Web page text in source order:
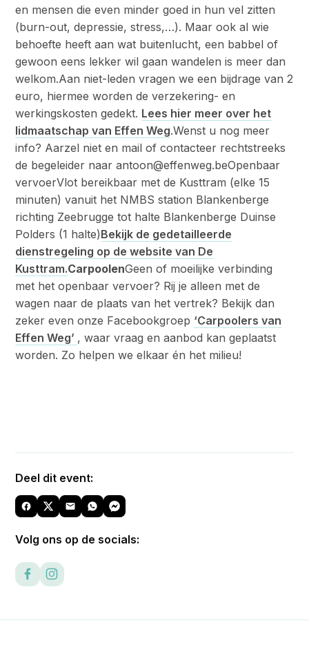
en mensen die even minder goed in hun vel zitten
(burn-out, depressie, stress,…). Maar ook al wie
behoefte heeft aan wat buitenlucht, een babbel of
gewoon eens lekker wil gaan wandelen is meer dan
welkom.Aan niet-leden vragen we een bijdrage van 2
euro, hiermee worden de verzekering- en
werkingskosten gedekt. Lees hier meer over het
lidmaatschap van Effen Weg.Wenst u nog meer
info? Aarzel niet en mail of contacteer rechtstreeks
de begeleider naar antoon@effenweg.beOpenbaar
vervoerVlot bereikbaar met de Kusttram (elke 15
minuten) vanuit het NMBS station Blankenberge
richting Zeebrugge tot halte Blankenberge Duinse
Polders (1 halte)Bekijk de gedetailleerde
dienstregeling op de website van De
Kusttram.CarpoolenGeen of moeilijke verbinding
met het openbaar vervoer? Rij je alleen met de
wagen naar de plaats van het vertrek? Bekijk dan
zeker even onze Facebookgroep ‘Carpoolers van
Effen Weg’ , waar vraag en aanbod kan geplaatst
worden. Zo helpen we elkaar én het milieu!
Deel dit event:
Volg ons op de socials: